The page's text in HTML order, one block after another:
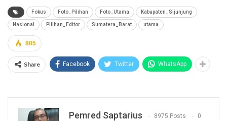
Fokus Foto_Pilihan Foto_Utama Kabupaten_Sijunjung
Nasional Pilihan_Editor Sumatera_Barat utama
805
Share Facebook Twitter WhatsApp
Pemred Saptarius 8975 Posts 0